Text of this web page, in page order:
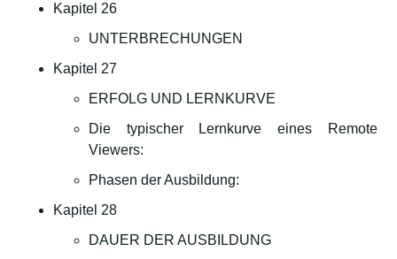
Kapitel 26
UNTERBRECHUNGEN
Kapitel 27
ERFOLG UND LERNKURVE
Die typischer Lernkurve eines Remote
Viewers:
Phasen der Ausbildung:
Kapitel 28
DAUER DER AUSBILDUNG